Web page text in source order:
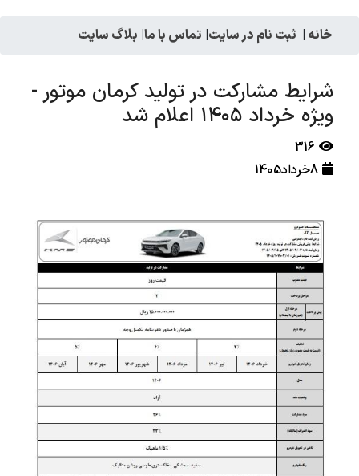
خانه | ثبت نام در سایت| تماس با ما| بلاگ سایت
شرایط مشارکت در تولید کرمان موتور -
ویژه خرداد ۱۴۰۵ اعلام شد
316
8خرداد1405